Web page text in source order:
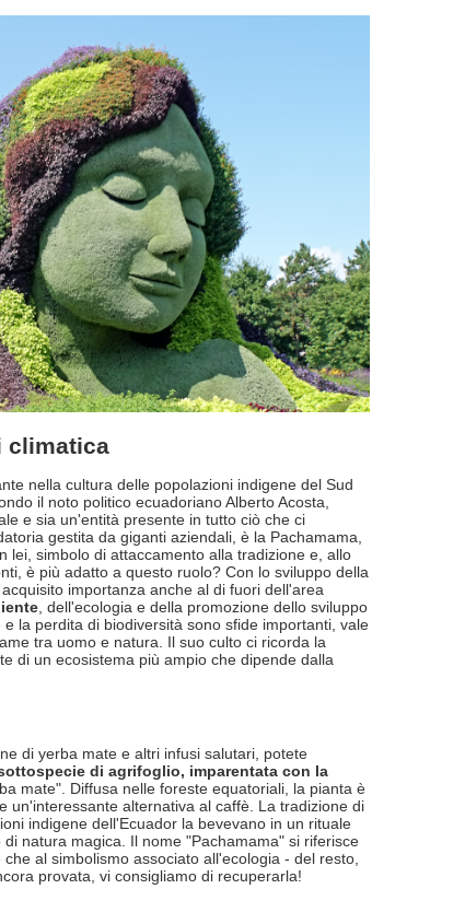
climatica
nella cultura delle popolazioni indigene del Sud
il noto politico ecuadoriano Alberto Acosta,
e sia un'entità presente in tutto ciò che ci
gestita da giganti aziendali, è la Pachamama,
lei, simbolo di attaccamento alla tradizione e, allo
è più adatto a questo ruolo? Con lo sviluppo della
importanza anche al di fuori dell'area
, dell'ecologia e della promozione dello sviluppo
la perdita di biodiversità sono sfide importanti, vale
tra uomo e natura. Il suo culto ci ricorda la
di un ecosistema più ampio che dipende dalla
di yerba mate e altri infusi salutari, potete
di agrifoglio, imparentata con la
mate". Diffusa nelle foreste equatoriali, la pianta è
un'interessante alternativa al caffè. La tradizione di
indigene dell'Ecuador la bevevano in un rituale
natura magica. Il nome "Pachamama" si riferisce
al simbolismo associato all'ecologia - del resto,
provata, vi consigliamo di recuperarla!